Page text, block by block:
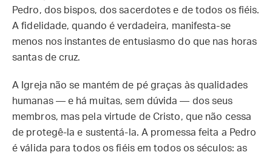
Pedro, dos bispos, dos sacerdotes e de todos os fiéis.
A fidelidade, quando é verdadeira, manifesta-se
menos nos instantes de entusiasmo do que nas horas
santas de cruz.
A Igreja não se mantém de pé graças às qualidades
humanas — e há muitas, sem dúvida — dos seus
membros, mas pela virtude de Cristo, que não cessa
de protegê-la e sustentá-la. A promessa feita a Pedro
é válida para todos os fiéis em todos os séculos: as